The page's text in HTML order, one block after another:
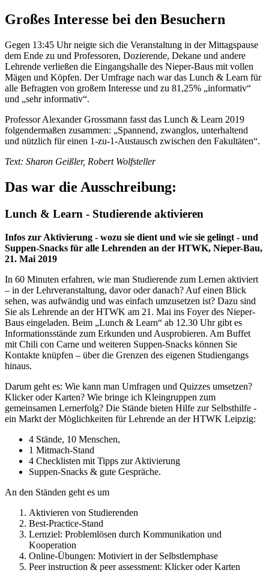
Großes Interesse bei den Besuchern
Gegen 13:45 Uhr neigte sich die Veranstaltung in der Mittagspause
dem Ende zu und Professoren, Dozierende, Dekane und andere
Lehrende verließen die Eingangshalle des Nieper-Baus mit vollen
Mägen und Köpfen. Der Umfrage nach war das Lunch & Learn für
alle Befragten von großem Interesse und zu 81,25% „informativ“
und „sehr informativ“.
Professor Alexander Grossmann fasst das Lunch & Learn 2019
folgendermaßen zusammen: „Spannend, zwanglos, unterhaltend
und nützlich für einen 1-zu-1-Austausch zwischen den Fakultäten“.
Text: Sharon Geißler, Robert Wolfsteller
Das war die Ausschreibung:
Lunch & Learn - Studierende aktivieren
Infos zur Aktivierung - wozu sie dient und wie sie gelingt - und
Suppen-Snacks für alle Lehrenden an der HTWK, Nieper-Bau,
21. Mai 2019
In 60 Minuten erfahren, wie man Studierende zum Lernen aktiviert
– in der Lehrveranstaltung, davor oder danach? Auf einen Blick
sehen, was aufwändig und was einfach umzusetzen ist? Dazu sind
Sie als Lehrende an der HTWK am 21. Mai ins Foyer des Nieper-
Baus eingeladen. Beim „Lunch & Learn“ ab 12.30 Uhr gibt es
Informationsstände zum Erkunden und Ausprobieren. Am Buffet
mit Chili con Carne und weiteren Suppen-Snacks können Sie
Kontakte knüpfen – über die Grenzen des eigenen Studiengangs
hinaus.
Darum geht es: Wie kann man Umfragen und Quizzes umsetzen?
Klicker oder Karten? Wie bringe ich Kleingruppen zum
gemeinsamen Lernerfolg? Die Stände bieten Hilfe zur Selbsthilfe -
ein Markt der Möglichkeiten für Lehrende an der HTWK Leipzig:
4 Stände, 10 Menschen,
1 Mitmach-Stand
4 Checklisten mit Tipps zur Aktivierung
Suppen-Snacks & gute Gespräche.
An den Ständen geht es um
Aktivieren von Studierenden
Best-Practice-Stand
Lernziel: Problemlösen durch Kommunikation und
Kooperation
Online-Übungen: Motiviert in der Selbstlernphase
Peer instruction & peer assessment: Klicker oder Karten